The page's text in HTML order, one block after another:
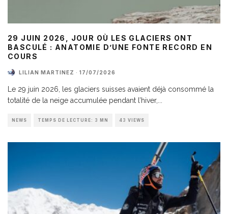
29 JUIN 2026, JOUR OÙ LES GLACIERS ONT
BASCULÉ : ANATOMIE D’UNE FONTE RECORD EN
COURS
LILIAN MARTINEZ · 17/07/2026
Le 29 juin 2026, les glaciers suisses avaient déjà consommé la
totalité de la neige accumulée pendant l’hiver,
NEWS TEMPS DE LECTURE: 3 MN 43 VIEWS